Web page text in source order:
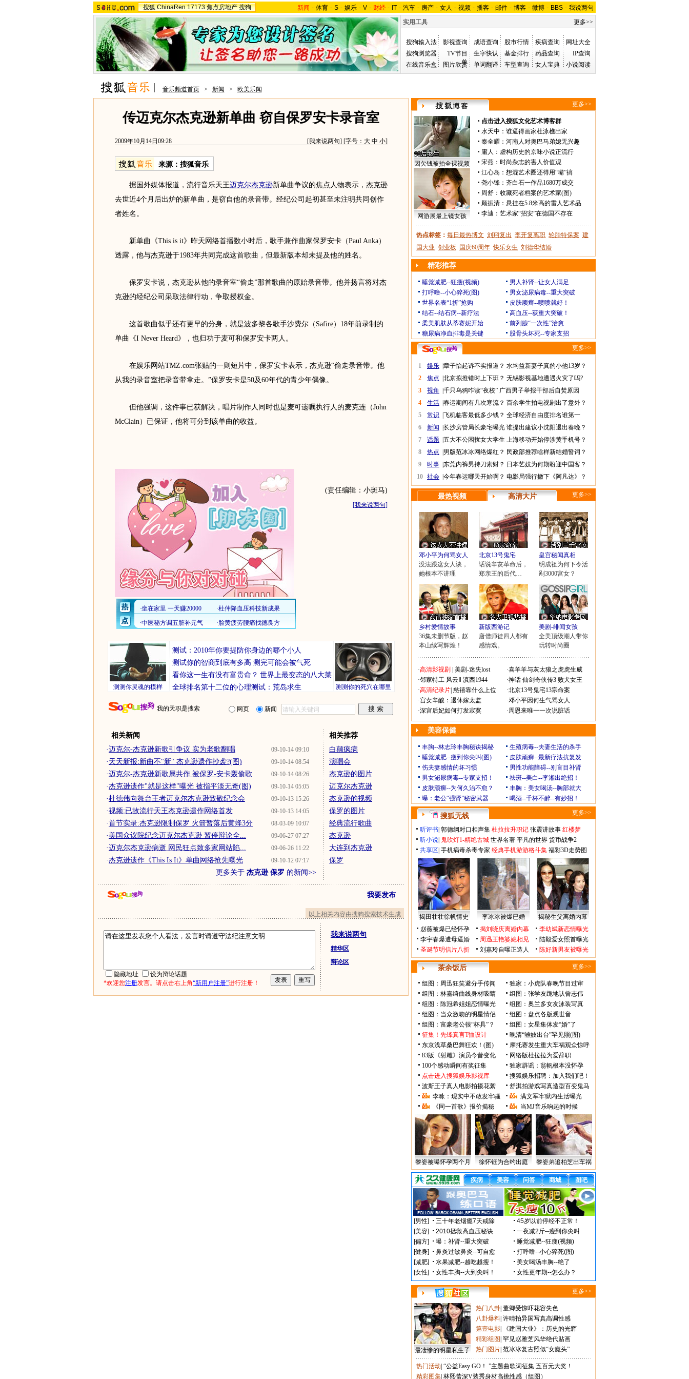
搜狐 ChinaRen 17173 焦点房地产 搜狗 新闻 - 体育 - S - 娱乐 - V - 财经 - IT - 汽车 - 房产 - 女人 - 视频 - 播客 - 邮件 - 博客 - 微博 - BBS - 我说两句
实用工具
更多>>
搜狗输入法 影视查询 成语查询 股市行情 疾病查询
网址大全
搜狗浏览器
TV节目
单
生字快认 基金排行 药品查询
IP查询
在线音乐盒
图片欣赏 单词翻译 车型查询 女人宝典 小说阅读
音乐频道首页 > 新闻 > 欧美乐闻
传迈克尔杰克逊新单曲 窃自保罗安卡录音室
2009年10月14日09:28 [我来说两句] [字号： 大 中 小]
来源： 搜狐音乐
据国外媒体报道，流行音乐天王迈克尔杰克逊新单曲争议的焦点人物表示，杰克逊
去世近4个月后出炉的新单曲，是窃自他的录音带。经纪公司起初甚至未注明共同创作
者姓名。
新单曲《This is it》昨天网络首播数小时后，歌手兼作曲家保罗安卡（Paul Anka）
透露，他与杰克逊于1983年共同完成这首歌曲，但最新版本却未提及他的姓名。
保罗安卡说，杰克逊从他的录音室“偷走”那首歌曲的原始录音带。他并扬言将对杰
克逊的经纪公司采取法律行动，争取授权金。
这首歌曲似乎还有更早的分身，就是波多黎各歌手沙费尔（Safire）18年前录制的
单曲《I Never Heard》，也归功于麦可和保罗安卡两人。
在娱乐网站TMZ.com张贴的一则短片中，保罗安卡表示，杰克逊“偷走录音带。他
从我的录音室把录音带拿走。”保罗安卡是50及60年代的青少年偶像。
但他强调，这件事已获解决，唱片制作人同时也是麦可遗嘱执行人的麦克连（John
McClain）已保证，他将可分到该单曲的收益。
(责任编辑：小斑马)
[我来说两句]
测测你灵魂的模样
测试：2010年你要提防你身边的哪个小人
测试你的智商到底有多高 测完可能会被气死
看你这一生有没有富贵命？ 世界上最变态的八大菜
全球排名第十二位的心理测试：荒岛求生
测测你的死穴在哪里
我的天职是搜索 网页 新闻
相关新闻
09-10-14 09:10
·迈克尔-杰克逊新歌引争议 实为老歌翻唱
09-10-14 08:54
· 天天新报:新曲不"新" 杰克逊遗作抄袭?(图)
09-10-14 08:26
·迈克尔-杰克逊新歌属共作 被保罗-安卡轰偷歌
09-10-14 05:05
·杰克逊遗作"就是这样"曝光 被指平淡无奇(图)
09-10-13 15:26
·杜德伟向舞台王者迈克尔杰克逊致敬纪念会
09-10-13 14:05
·视频:已故流行天王杰克逊遗作网络首发
08-03-09 10:07
·首节实录:杰克逊限制保罗 火箭暂落后黄蜂3分
09-06-27 07:27
· 美国众议院纪念迈克尔杰克逊 暂停辩论全...
09-06-26 11:22
·迈克尔杰克逊病逝 网民狂点致多家网站陷...
09-10-12 07:17
·杰克逊遗作《This Is It》单曲网络抢先曝光
更多关于 杰克逊 保罗 的新闻>>
相关推荐
白颠疯病
演唱会
杰克逊的图片
迈克尔杰克逊
杰克逊的视频
保罗的图片
经典流行歌曲
杰克逊
大连到杰克逊
保罗
我要发布
以上相关内容由搜狗搜索技术生成
隐藏地址
设为辩论话题
*欢迎您注册发言。请点击右上角“新用户注册”进行注册！
我来说两句
精华区
辩论区
更多>>
因欠钱被拍全裸视频
网游展最上镜女孩
点击进入搜狐文化艺术博客群
水天中 ： 谁逼得画家杜泳樵出家
秦全耀 ： 河南人对奥巴马弟媳无兴趣
庸人 ： 虚构历史的京味小说正流行
宋燕 ： 时尚杂志的害人价值观
江心岛 ： 想混艺术圈还得用“嘴”搞
尧小锋 ： 齐白石一作品1680万成交
周舒 ： 收藏死者档案的艺术家(图)
顾振清 ： 悬挂在5.8米高的雷人艺术品
李迪 ： 艺术家“招安”在德国不存在
热点标签： 每日最热博文 刘翔复出 李开复离职 轮胎特保案 建
国大业 创业板 国庆60周年 快乐女生 刘德华结婚
精彩推荐
睡觉减肥--狂瘦(视频)
男人补肾--让女人满足
打呼噜--小心猝死(图)
男女泌尿病毒--重大突破
世界名表“1折”抢购
皮肤顽癣--喷喷就好！
结石--结石病--新疗法
高血压--获重大突破！
柔美肌肤从蒂赛妮开始
前列腺“一次性”治愈
糖尿病净血排毒是关键
股骨头坏死--专家支招
更多>>
1 娱乐 章子怡起诉不实报道？ 水均益新妻子真的小他13岁？
2
焦点 北京拟推错时上下班？ 无锡影视基地遭遇火灾了吗?
3
视角 千只乌鸦咋读“夜校” 广西男子举报干部后自焚原因
4
生活 春运期间有几次寒流？ 百余学生拍电视剧出了意外？
5
常识 飞机临客最低多少钱？ 全球经济自由度排名谁第一
6
新闻 长沙房管局长豪宅曝光 谁提出建议小沈阳退出春晚？
7
话题 五大不公困扰女大学生 上海移动开始停涉黄手机号？
8
热点 男版范冰冰网络爆红？ 民政部推荐啥样新结婚誓词？
9
时事 东莞内裤男持刀索财？ 日本艺妓为何期盼迎中国客？
10 社会 今年春运哪天开始啊？ 电影局强行撤下《阿凡达》？
最热视频 高清大片 更多>>
邓小平为何骂女人
没法跟这女人谈，
她根本不讲理
北京13号鬼宅
话说辛亥革命后，
郑亲王的后代…
皇宫秘闻真相
明成祖为何下令活
剐3000宫女？
乡村爱情故事
36集未删节版，赵
本山续写辉煌！
新版西游记
唐僧师徒四人都有
感情戏。
美剧-绯闻女孩
全美顶级潮人带你
玩转时尚圈
·高清影视剧 美剧-迷失lost ·喜羊羊与灰太狼之虎虎生威
·邻家特工 风云Ⅱ 滇西1944 ·神话 仙剑奇侠传3 败犬女王
·高清纪录片 慈禧靠什么上位 ·北京13号鬼宅13宗命案
·宫女辛酸：退休嫁太监 ·邓小平因何生气骂女人
·深宫后妃如何打发寂寞 ·周恩来唯一一次说脏话
美容保健
丰胸--林志玲丰胸秘诀揭秘
生殖病毒--夫妻生活的杀手
睡觉减肥--瘦到你尖叫(图)
皮肤顽癣--最新疗法抗复发
伤夫妻感情的坏习惯
男性功能障碍--别盲目补肾
男女泌尿病毒--专家支招！
祛斑--美白--李湘出绝招！
皮肤顽癣--为何久治不愈？
丰胸：美女喝汤--胸部就大
曝：老公“强肾”秘密武器
喝酒--千杯不醉--有妙招！
搜狐无线 更多>>
听评书 郭德纲对口相声集 杜拉拉升职记 张震讲故事 红楼梦
听小说 鬼吹灯1-精绝古城 世界名著 平凡的世界 货币战争2
共享区 手机病毒杀毒专家 经典手机游游格斗集 福彩3D走势图
揭田壮壮徐帆情史 李冰冰被爆已婚
揭秘生父离婚内幕
赵薇被爆已经怀孕
揭刘晓庆离婚内幕
李幼斌新恋情曝光
李宇春爆遭母逼婚
周迅王艳婆媳相见
陆毅爱女照首曝光
圣诞节明信片八折
刘嘉玲自曝正造人 陈好新男友被曝光
茶余饭后 更多>>
组图：周迅狂笑避分手传闻
独家：小虎队春晚节目过审
组图：林嘉绮曲线身材吸睛
组图：张学友跪地认曾志伟
组图：陈冠希姐姐恋情曝光
组图：奥兰多女友泳装写真
组图：当众激吻的明星情侣
组图：盘点各版观世音
组图：富豪老公很“杯具”？
组图：女星集体发“婚”了
征集！先锋真言T恤设计
晚清“雏妓出台”罕见照(图)
东京浅草桑巴舞狂欢！(图)
摩托赛发生重大车祸观众惊呼
83版《射雕》演员今昔变化
网络版杜拉拉为爱辞职
100个感动瞬间有奖征集
独家辟谣：翁帆根本没怀孕
点击进入搜狐娱乐影视库
搜狐娱乐招聘：加入我们吧！
波斯王子真人电影拍摄花絮
舒淇拍游戏写真造型百变鬼马
李咏：现实中不敢发牢骚
满文军牢狱内生活曝光
《同一首歌》报价揭秘
当MJ音乐响起的时候
黎姿被曝怀孕两个月 徐怀钰为合约出庭 黎姿弟追柏芝出车祸
更多>>
最凄惨的明星私生子
热门八卦 董卿受惊吓花容失色
八卦爆料 许晴拍异国写真高调性感
第壹电影
《建国大业》：历史的光辉
精彩组图 罕见赵雅芝风华绝代贴画
热门图片 范冰冰复古照似“女魔头”
热门活动 “公益Easy GO！ ”主题曲歌词征集 五百元大奖！
精彩图集 林熙蕾深V装秀身材高挑性感（组图）